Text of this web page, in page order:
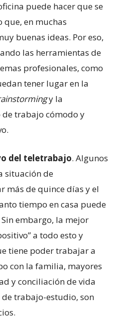
puede hacer que se
que, en muchas
buenas ideas. Por eso,
las herramientas de
profesionales, como
tener lugar en la
y la
trabajo cómodo y
del teletrabajo. Algunos
situación de
más de quince días y el
tiempo en casa puede
embargo, la mejor
a todo esto y
tiene poder trabajar a
con la familia, mayores
y conciliación de vida
trabajo-estudio, son